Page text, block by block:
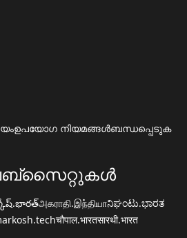
ഉപയോഗ നിയമങ്ങൾബന്ധപ്പെടുക
அகராதி.இந்தியாನಿಘಂಟು.ಭಾರತ
चौपाल.भारतसारथी.भारत